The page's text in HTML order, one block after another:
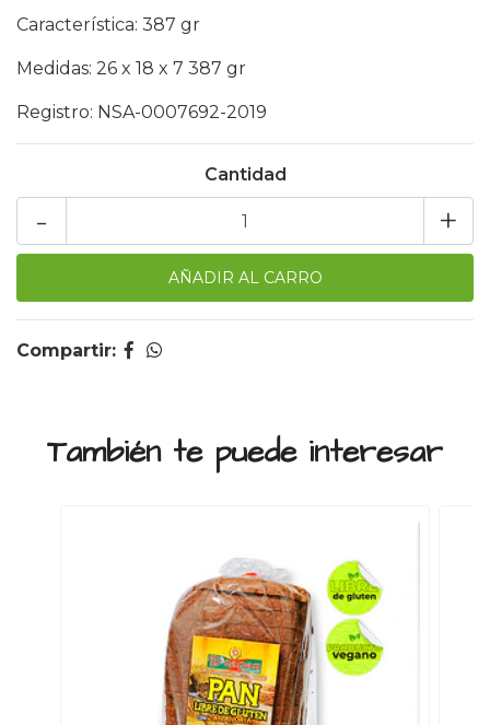
Característica: 387 gr
Medidas: 26 x 18 x 7 387 gr
Registro: NSA-0007692-2019
Cantidad
+
-
Compartir:
También te puede interesar